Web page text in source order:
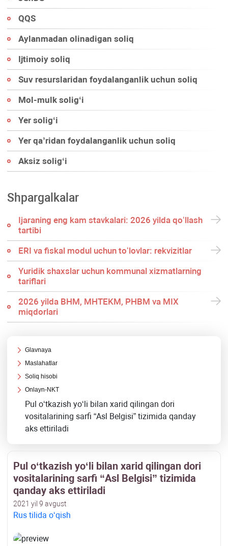
QQS
Aylanmadan olinadigan soliq
Ijtimoiy soliq
Suv resurslaridan foydalanganlik uchun soliq
Mol-mulk soligʻi
Yer soligʻi
Yer qa’ridan foydalanganlik uchun soliq
Aksiz soligʻi
Shpargalkalar
Ijaraning eng kam stavkalari: 2026 yilda qoʻllash
tartibi
ERI va fiskal modul uchun toʻlovlar: rekvizitlar
Yuridik shaхslar uchun kommunal хizmatlarning
tariflari
2026 yilda BHM, MHTEKM, PHBM va MIX
miqdorlari
Glavnaya
Maslahatlar
Soliq hisobi
Onlayn-NKT
Pul oʻtkazish yoʻli bilan хarid qilingan dori
vositalarining sarfi “Asl Belgisi” tizimida qanday
aks ettiriladi
Pul oʻtkazish yoʻli bilan хarid qilingan dori
vositalarining sarfi “Asl Belgisi” tizimida
qanday aks ettiriladi
2021 yil 9 avgust
Rus tilida oʻqish